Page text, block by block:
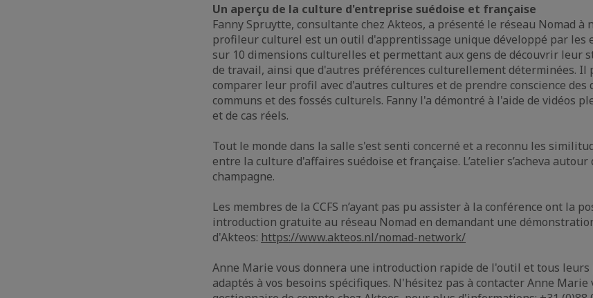
Un aperçu de la culture d'entreprise suédoise et française
Fanny Spruytte, consultante chez Akteos, a présenté le réseau Nomad à
profileur culturel est un outil d'apprentissage unique développé par les
sur 10 dimensions culturelles et permettant aux gens de découvrir leur
de travail, ainsi que d'autres préférences culturellement déterminées. Il
comparer leur profil avec d'autres cultures et de prendre conscience des
communs et des fossés culturels. Fanny l'a démontré à l'aide de vidéos
et de cas réels.
Tout le monde dans la salle s'est senti concerné et a reconnu les
entre la culture d'affaires suédoise et française. L’atelier s’acheva autour
champagne.
Les membres de la CCFS n’ayant pas pu assister à la conférence ont la
introduction gratuite au réseau Nomad en demandant une
d'Akteos: https://www.akteos.nl/nomad-network/
Anne Marie vous donnera une introduction rapide de l'outil et tous
adaptés à vos besoins spécifiques. N'hésitez pas à contacter Anne Marie